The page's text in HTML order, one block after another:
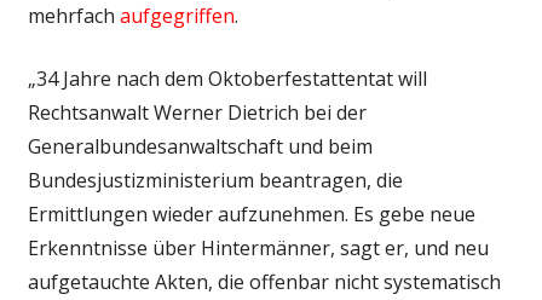
mehrfach aufgegriffen.
„34 Jahre nach dem Oktoberfestattentat will
Rechtsanwalt Werner Dietrich bei der
Generalbundesanwaltschaft und beim
Bundesjustizministerium beantragen, die
Ermittlungen wieder aufzunehmen. Es gebe neue
Erkenntnisse über Hintermänner, sagt er, und neu
aufgetauchte Akten, die offenbar nicht systematisch